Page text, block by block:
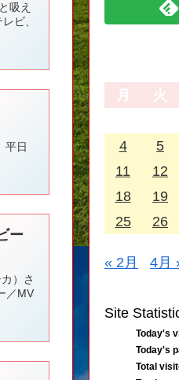
吸え
ビ、
平日
ー
）さ
／MV
月
火
4
5
11
12
18
19
25
26
« 2月 4月
Site
Today's
Today's
Total